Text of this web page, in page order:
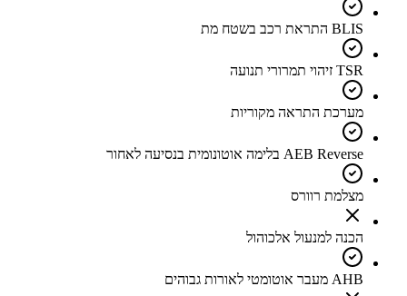
BLIS התראת רכב בשטח מת
TSR זיהוי תמרורי תנועה
מערכת התראה מקוריות
AEB Reverse בלימה אוטונומית בנסיעה לאחור
מצלמת רוורס
הכנה למנעול אלכוהול
AHB מעבר אוטומטי לאורות גבוהים